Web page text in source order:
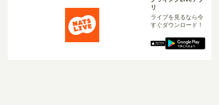
リ
ライブを見るなら今
すぐダウンロード！